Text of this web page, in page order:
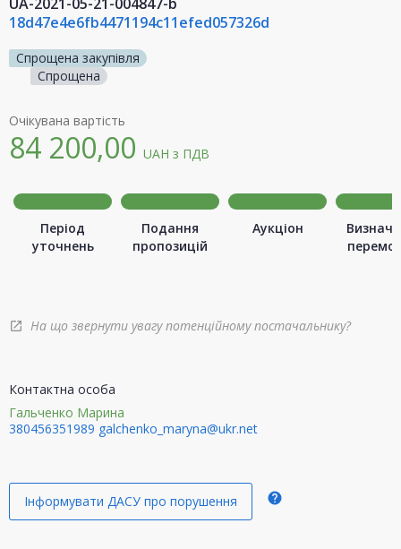
18d47e4e6fb4471194c11efed057326d
Спрощена закупівля
Спрощена
Очікувана вартість
84 200,00 UAH з ПДВ
Період
уточнень
Подання
пропозицій
Аукціон
open_in_new На що звернути увагу потенційному постачальнику?
Контактна особа
Гальченко Марина
380456351989 galchenko_maryna@ukr.net
Інформувати ДАСУ про порушення help